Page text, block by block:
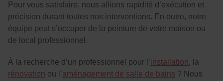
Pour vous satisfaire, nous allions rapidité d’exécution et
précision durant toutes nos interventions. En outre, notre
équipe peut s’occuper de la peinture de votre maison ou
de local professionnel.
À la recherche d’un professionnel pour l’installation, la
rénovation ou l’aménagement de salle de bains ? Nous